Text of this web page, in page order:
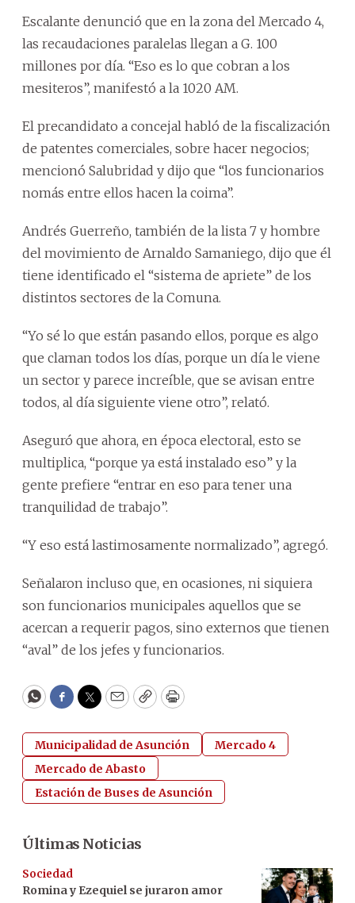
Escalante denunció que en la zona del Mercado 4,
las recaudaciones paralelas llegan a G. 100
millones por día. “Eso es lo que cobran a los
mesiteros”, manifestó a la 1020 AM.
El precandidato a concejal habló de la fiscalización
de patentes comerciales, sobre hacer negocios;
mencionó Salubridad y dijo que “los funcionarios
nomás entre ellos hacen la coima”.
Andrés Guerreño, también de la lista 7 y hombre
del movimiento de Arnaldo Samaniego, dijo que él
tiene identificado el “sistema de apriete” de los
distintos sectores de la Comuna.
“Yo sé lo que están pasando ellos, porque es algo
que claman todos los días, porque un día le viene
un sector y parece increíble, que se avisan entre
todos, al día siguiente viene otro”, relató.
Aseguró que ahora, en época electoral, esto se
multiplica, “porque ya está instalado eso” y la
gente prefiere “entrar en eso para tener una
tranquilidad de trabajo”.
“Y eso está lastimosamente normalizado”, agregó.
Señalaron incluso que, en ocasiones, ni siquiera
son funcionarios municipales aquellos que se
acercan a requerir pagos, sino externos que tienen
“aval” de los jefes y funcionarios.
WhatsApp
Facebook
Twitter
EmailCopyPrint
Municipalidad de Asunción
Mercado 4
Mercado de Abasto
Estación de Buses de Asunción
Últimas Noticias
Sociedad
Romina y Ezequiel se juraron amor